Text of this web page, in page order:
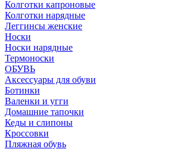
Колготки капроновые
Колготки нарядные
Леггинсы женские
Носки
Носки нарядные
Термоноски
ОБУВЬ
Аксессуары для обуви
Ботинки
Валенки и угги
Домашние тапочки
Кеды и слипоны
Кроссовки
Пляжная обувь